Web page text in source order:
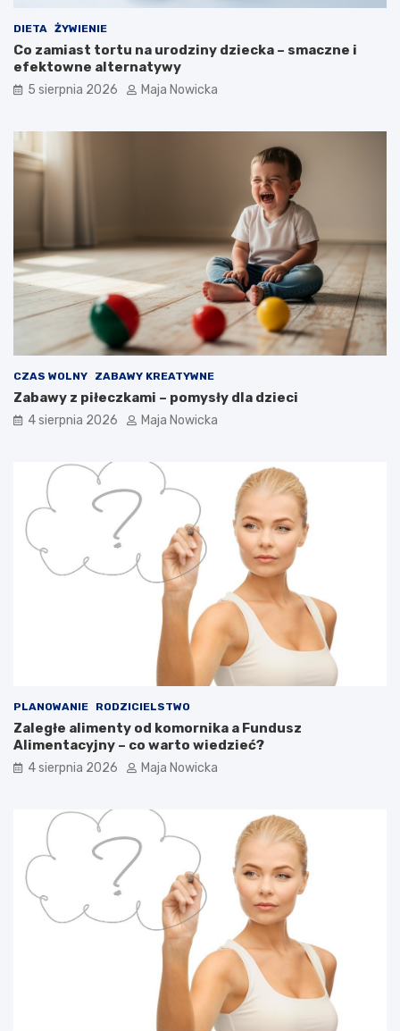
DIETA ŻYWIENIE
Co zamiast tortu na urodziny dziecka – smaczne i
efektowne alternatywy
5 sierpnia 2026 Maja Nowicka
CZAS WOLNY ZABAWY KREATYWNE
Zabawy z piłeczkami – pomysły dla dzieci
4 sierpnia 2026 Maja Nowicka
PLANOWANIE RODZICIELSTWO
Zaległe alimenty od komornika a Fundusz
Alimentacyjny – co warto wiedzieć?
4 sierpnia 2026 Maja Nowicka